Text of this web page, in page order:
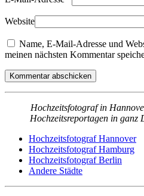
Website
Name, E-Mail-Adresse und
meinen nächsten Kommentar
Kommentar abschicken
Hochzeitsfotograf in
Hochzeitsreportagen in ganz
Hochzeitsfotograf Hannover
Hochzeitsfotograf Hamburg
Hochzeitsfotograf Berlin
Andere Städte